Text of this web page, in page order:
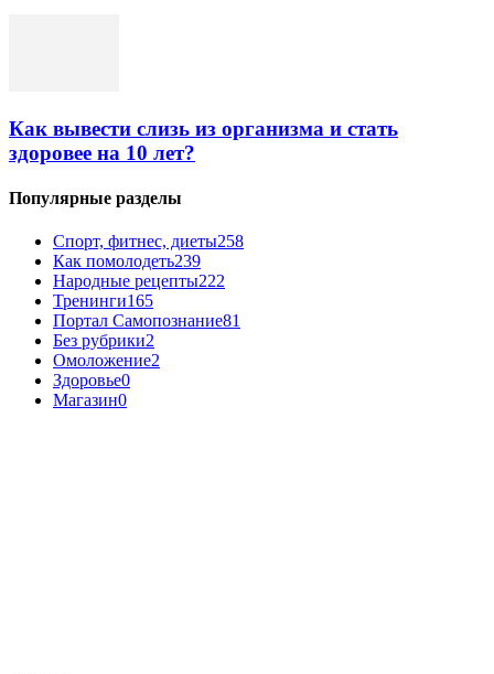
Как вывести слизь из организма и стать
здоровее на 10 лет?
Популярные разделы
Спорт, фитнес, диеты258
Как помолодеть239
Народные рецепты222
Тренинги165
Портал Самопознание81
Без рубрики2
Омоложение2
Здоровье0
Магазин0